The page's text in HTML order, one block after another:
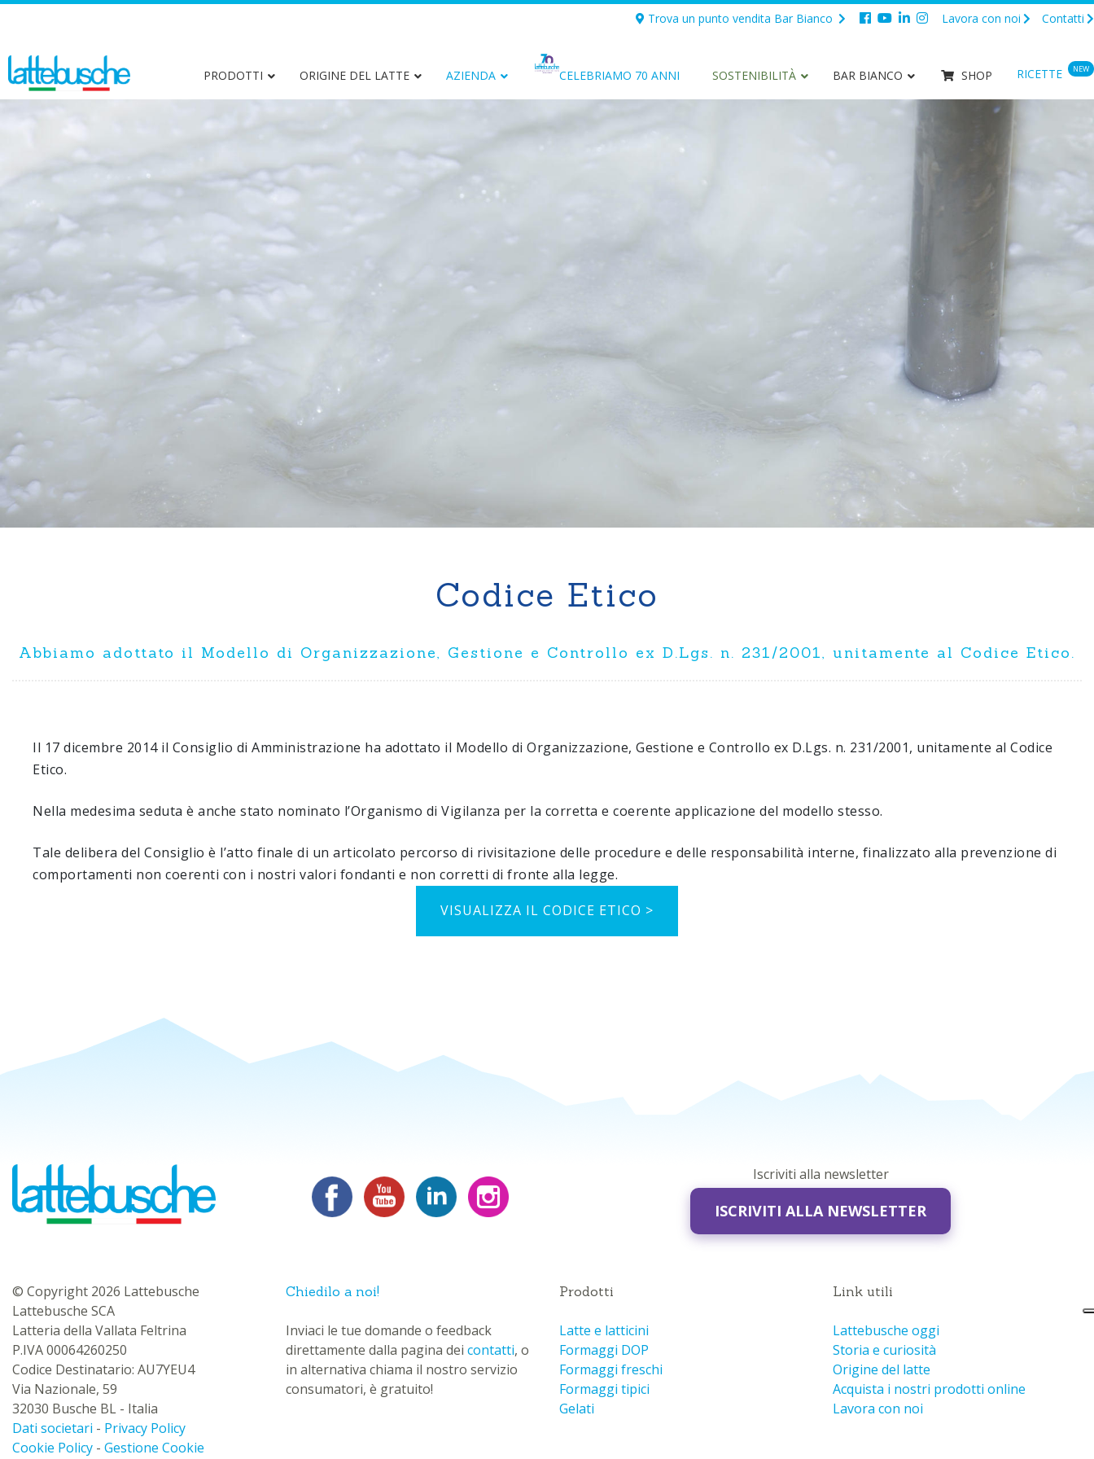
Trova un punto vendita Bar Bianco Lavora con noi Contatti
PRODOTTI ORIGINE DEL LATTE AZIENDA CELEBRIAMO 70 ANNI SOSTENIBILITÀ BAR BIANCO SHOP RICETTE NEW
Codice Etico
Abbiamo adottato il Modello di Organizzazione, Gestione e Controllo ex D.Lgs. n. 231/2001, unitamente al Codice Etico.
Il 17 dicembre 2014 il Consiglio di Amministrazione ha adottato il Modello di Organizzazione, Gestione e Controllo ex D.Lgs. n. 231/2001, unitamente al Codice
Etico.
Nella medesima seduta è anche stato nominato l’Organismo di Vigilanza per la corretta e coerente applicazione del modello stesso.
Tale delibera del Consiglio è l’atto finale di un articolato percorso di rivisitazione delle procedure e delle responsabilità interne, finalizzato alla prevenzione di
comportamenti non coerenti con i nostri valori fondanti e non corretti di fronte alla legge.
VISUALIZZA IL CODICE ETICO >
Iscriviti alla newsletter
ISCRIVITI ALLA NEWSLETTER
© Copyright 2026 Lattebusche
Lattebusche SCA
Latteria della Vallata Feltrina
P.IVA 00064260250
Codice Destinatario: AU7YEU4
Via Nazionale, 59
32030 Busche BL - Italia
Dati societari - Privacy Policy
Cookie Policy - Gestione Cookie
Chiedilo a noi!
Inviaci le tue domande o feedback
direttamente dalla pagina dei contatti, o
in alternativa chiama il nostro servizio
consumatori, è gratuito!
Prodotti
Latte e latticini
Formaggi DOP
Formaggi freschi
Formaggi tipici
Gelati
Link utili
Lattebusche oggi
Storia e curiosità
Origine del latte
Acquista i nostri prodotti online
Lavora con noi